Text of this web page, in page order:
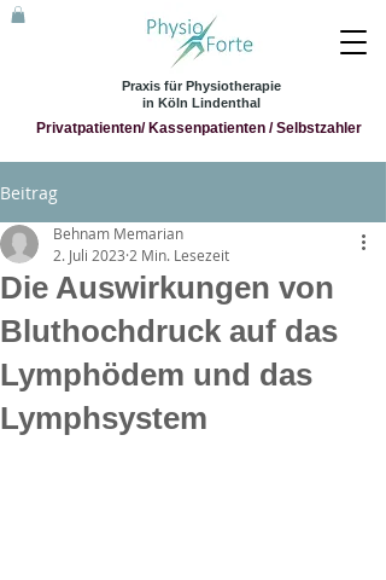
Praxis für Physiotherapie
in Köln Lindenthal
Privatpatienten/ Kassenpatienten / Selbstzahler
Beitrag
Die Auswirkungen von
Bluthochdruck auf das
Lymphödem und das
Lymphsystem
Behnam Memarian
2. Juli 2023 2 Min. Lesezeit